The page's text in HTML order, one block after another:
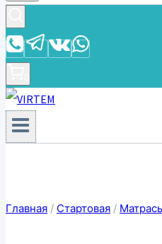
Главная / Стартовая /